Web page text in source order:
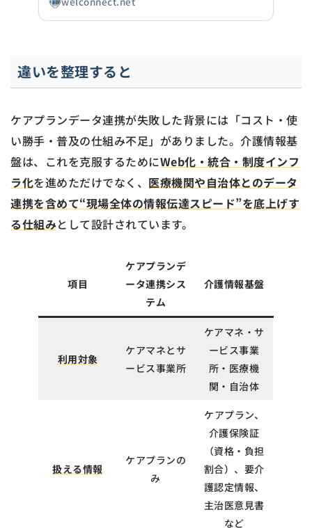
酬改定では居宅介護支援事業所の処遇改善
があるのかを考えます。
違いを整理すると
ケアプランデータ連携が失敗した背景には「コスト・使
い勝手・普及の仕組み不足」がありました。介護情報基
盤は、これを克服するためにWeb化・統合・制度インフ
ラ化を進めただけでなく、 医療機関や自治体とのデータ
連携を含めて“現場全体の情報伝達スピード”を底上げす
る仕組みとして設計されています。
項目
ケアプランデ
ータ連携シス
テム
介護情報基盤
利用対象
ケアマネとサ
ービス事業所
ケアマネ・サ
ービス事業
所・医療機
関・自治体
扱える情報
ケアプランの
み
ケアプラン、
介護保険証
（資格・負担
割合）、要介
護認定情報、
主治医意見書
など